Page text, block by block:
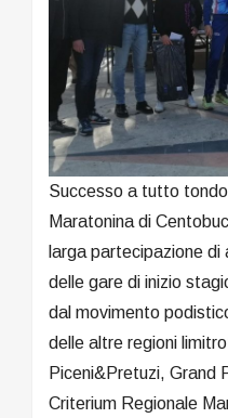
Successo a tutto
Maratonina di
larga partecipazione
delle gare di inizio
dal movimento
delle altre regioni
Piceni&Pretuzi, Grand
Criterium Regionale